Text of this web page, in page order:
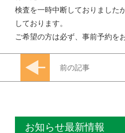
検査を一時中断しておりました
しております。
ご希望の方は必ず、事前予約を
前の記事
お知らせ最新情報